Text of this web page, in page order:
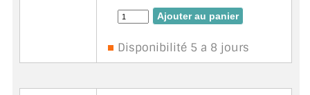
(STROMBINOSCOPE)
ACCESSOIRES EN PROMOTIONS
Disponibilité 5 a 8 jours